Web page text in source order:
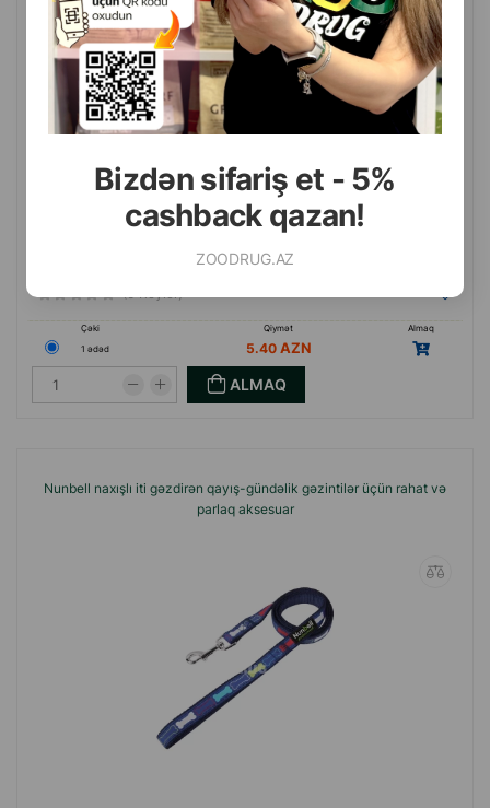
Bizdən sifariş et - 5%
cashback qazan!
ZOODRUG.AZ
(0 Rəylər)
Çəki Qiymət
Almaq
1 ədəd
5.40
ALMAQ
Nunbell naxışlı iti gəzdirən qayış-gündəlik gəzintilər üçün rahat və
parlaq aksesuar